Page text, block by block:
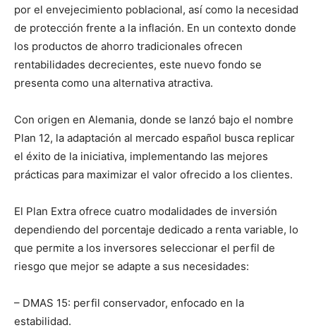
por el envejecimiento poblacional, así como la necesidad
de protección frente a la inflación. En un contexto donde
los productos de ahorro tradicionales ofrecen
rentabilidades decrecientes, este nuevo fondo se
presenta como una alternativa atractiva.
Con origen en Alemania, donde se lanzó bajo el nombre
Plan 12, la adaptación al mercado español busca replicar
el éxito de la iniciativa, implementando las mejores
prácticas para maximizar el valor ofrecido a los clientes.
El Plan Extra ofrece cuatro modalidades de inversión
dependiendo del porcentaje dedicado a renta variable, lo
que permite a los inversores seleccionar el perfil de
riesgo que mejor se adapte a sus necesidades:
– DMAS 15: perfil conservador, enfocado en la
estabilidad.